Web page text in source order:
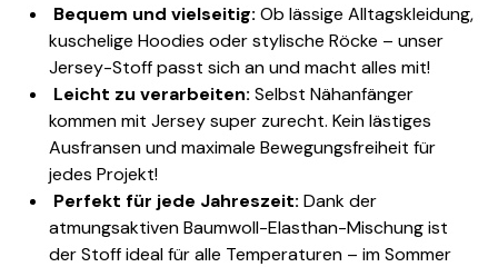
Bequem und vielseitig: Ob lässige Alltagskleidung,
kuschelige Hoodies oder stylische Röcke – unser
Jersey-Stoff passt sich an und macht alles mit!
Leicht zu verarbeiten: Selbst Nähanfänger
kommen mit Jersey super zurecht. Kein lästiges
Ausfransen und maximale Bewegungsfreiheit für
jedes Projekt!
Perfekt für jede Jahreszeit: Dank der
atmungsaktiven Baumwoll-Elasthan-Mischung ist
der Stoff ideal für alle Temperaturen – im Sommer